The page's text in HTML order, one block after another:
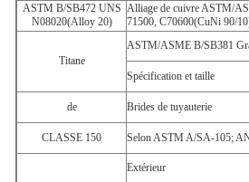
ASTM B/SB472 UNS
N08020(Alloy 20)
Alliage de cuivreASTM/
71500, C70600(CuNi 90/
Titane
ASTM/ASME B/SB381
Spécification et taille
de Brides de tuyauterie
CLASSE 150 Selon ASTM A/SA-105;
Extérieur